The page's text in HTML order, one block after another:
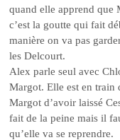
quand elle apprend que
c’est la goutte qui fait
manière on va pas
les Delcourt.
Alex parle seul avec
Margot. Elle est en train
Margot d’avoir laissé
fait de la peine mais il
qu’elle va se reprendre.